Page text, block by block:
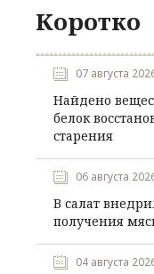
Коротко
07 августа
Найдено
белок
старения
06 августа
В салат
получения
04 августа